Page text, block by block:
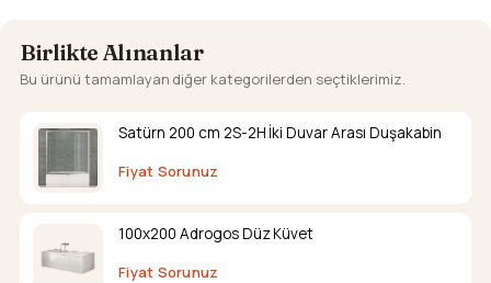
Birlikte Alınanlar
Bu ürünü tamamlayan diğer kategorilerden seçtiklerimiz.
Satürn 200 cm 2S-2H İki Duvar Arası Duşakabin
Fiyat Sorunuz
100x200 Adrogos Düz Küvet
Fiyat Sorunuz